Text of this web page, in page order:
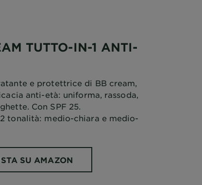
TUTTO-IN-1 ANTI-
e protettrice di BB cream,
anti-età: uniforma, rassoda,
Con SPF 25.
tonalità: medio-chiara e medio-
SU AMAZON